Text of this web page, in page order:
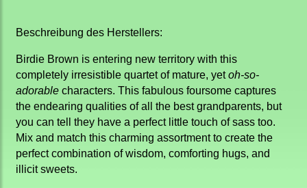
Beschreibung des Herstellers:
Birdie Brown is entering new territory with this
completely irresistible quartet of mature, yetoh-so-
adorable characters. This fabulous foursome captures
the endearing qualities of all the best grandparents, but
you can tell they have a perfect little touch of sass too.
Mix and match this charming assortment to create the
perfect combination of wisdom, comforting hugs, and
illicit sweets.